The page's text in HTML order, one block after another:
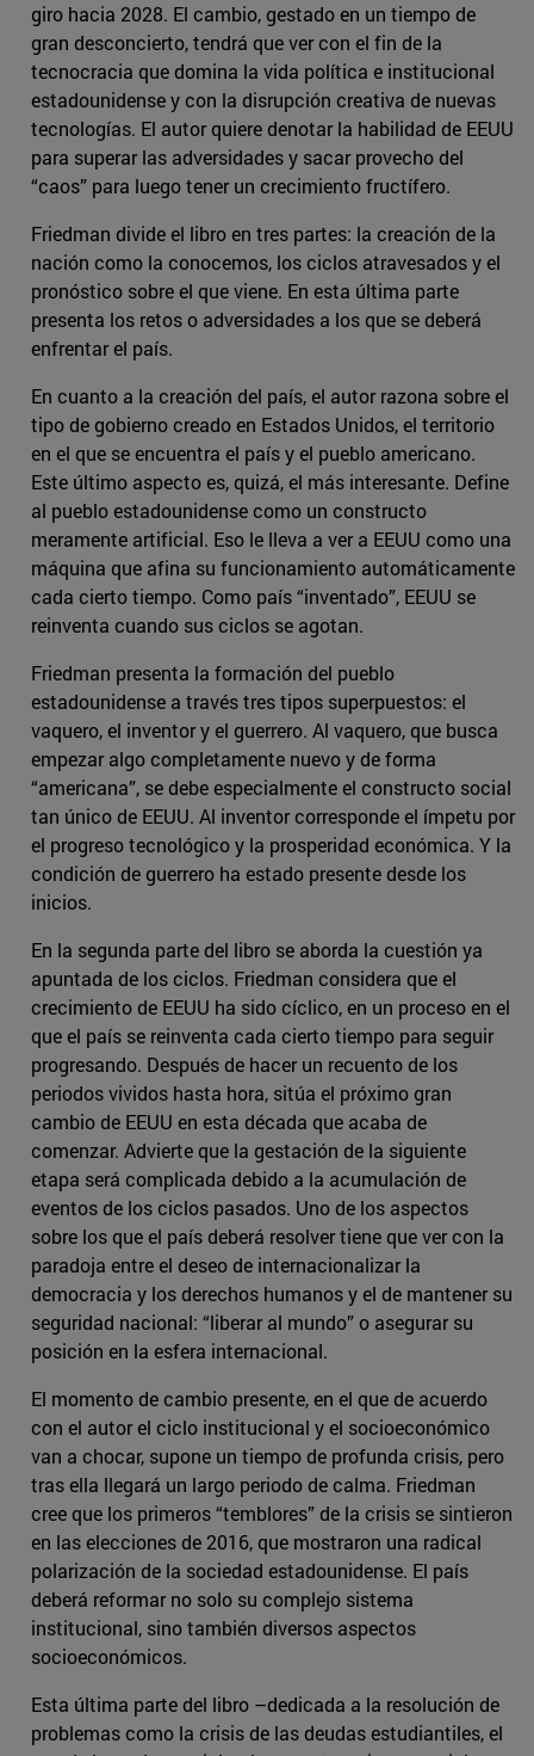
giro hacia 2028. El cambio, gestado en un tiempo de
gran desconcierto, tendrá que ver con el fin de la
tecnocracia que domina la vida política e institucional
estadounidense y con la disrupción creativa de nuevas
tecnologías. El autor quiere denotar la habilidad de EEUU
para superar las adversidades y sacar provecho del
“caos” para luego tener un crecimiento fructífero.
Friedman divide el libro en tres partes: la creación de la
nación como la conocemos, los ciclos atravesados y el
pronóstico sobre el que viene. En esta última parte
presenta los retos o adversidades a los que se deberá
enfrentar el país.
En cuanto a la creación del país, el autor razona sobre el
tipo de gobierno creado en Estados Unidos, el territorio
en el que se encuentra el país y el pueblo americano.
Este último aspecto es, quizá, el más interesante. Define
al pueblo estadounidense como un constructo
meramente artificial. Eso le lleva a ver a EEUU como una
máquina que afina su funcionamiento automáticamente
cada cierto tiempo. Como país “inventado”, EEUU se
reinventa cuando sus ciclos se agotan.
Friedman presenta la formación del pueblo
estadounidense a través tres tipos superpuestos: el
vaquero, el inventor y el guerrero. Al vaquero, que busca
empezar algo completamente nuevo y de forma
“americana”, se debe especialmente el constructo social
tan único de EEUU. Al inventor corresponde el ímpetu por
el progreso tecnológico y la prosperidad económica. Y la
condición de guerrero ha estado presente desde los
inicios.
En la segunda parte del libro se aborda la cuestión ya
apuntada de los ciclos. Friedman considera que el
crecimiento de EEUU ha sido cíclico, en un proceso en el
que el país se reinventa cada cierto tiempo para seguir
progresando. Después de hacer un recuento de los
periodos vividos hasta hora, sitúa el próximo gran
cambio de EEUU en esta década que acaba de
comenzar. Advierte que la gestación de la siguiente
etapa será complicada debido a la acumulación de
eventos de los ciclos pasados. Uno de los aspectos
sobre los que el país deberá resolver tiene que ver con la
paradoja entre el deseo de internacionalizar la
democracia y los derechos humanos y el de mantener su
seguridad nacional: “liberar al mundo” o asegurar su
posición en la esfera internacional.
El momento de cambio presente, en el que de acuerdo
con el autor el ciclo institucional y el socioeconómico
van a chocar, supone un tiempo de profunda crisis, pero
tras ella llegará un largo periodo de calma. Friedman
cree que los primeros “temblores” de la crisis se sintieron
en las elecciones de 2016, que mostraron una radical
polarización de la sociedad estadounidense. El país
deberá reformar no solo su complejo sistema
institucional, sino también diversos aspectos
socioeconómicos.
Esta última parte del libro –dedicada a la resolución de
problemas como la crisis de las deudas estudiantiles, el